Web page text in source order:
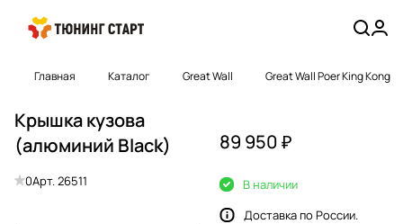
Главная Каталог Great Wall Great Wall Poer King Kong
Крышка кузова
(алюминий Black)
0Арт.26511
89 950 ₽
В наличии
Доставка по России.